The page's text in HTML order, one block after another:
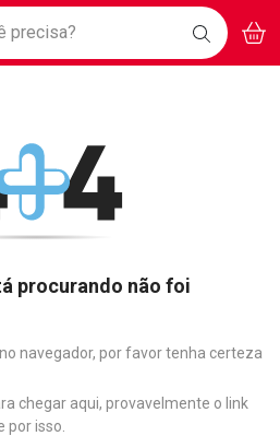
aproveite Ofertas Exclusivas!
BAIXE
O APP
precisa? BUSCAR
procurando não foi
navegador, por favor tenha certeza
chegar aqui, provavelmente o link
por isso.